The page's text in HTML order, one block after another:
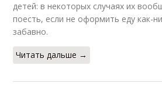
детей: в некоторых случаях их
поесть, если не оформить еду как-
забавно.
Читать дальше →